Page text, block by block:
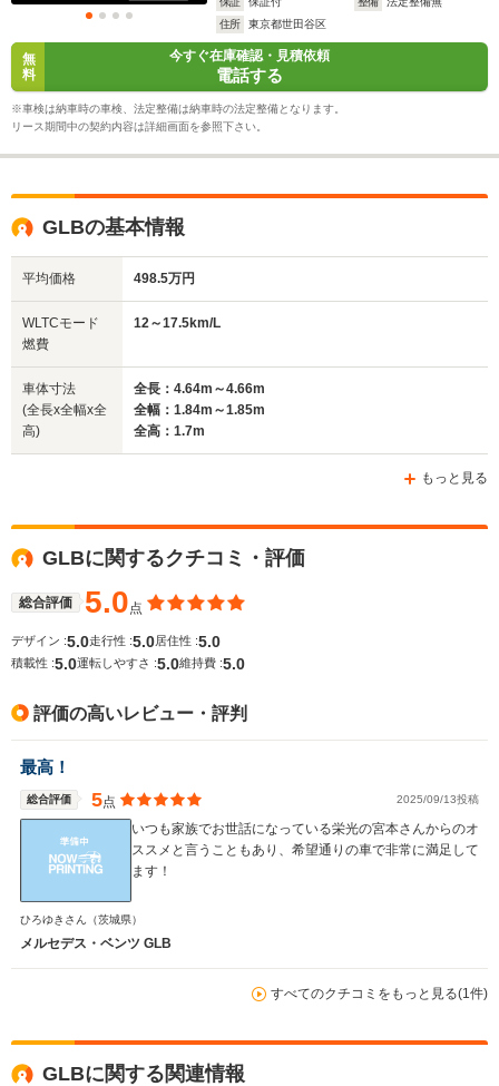
住所
東京都世田谷区
無
料
今すぐ在庫確認・見積依頼
電話する
※車検は納車時の車検、法定整備は納車時の法定整備となります。
リース期間中の契約内容は詳細画面を参照下さい。
GLBの基本情報
平均価格 498.5万円
WLTCモード
燃費
12～17.5km/L
車体寸法
(全長x全幅x全
高)
全長：4.64m～4.66m
全幅：1.84m～1.85m
全高：1.7m
もっと見る
GLBに関するクチコミ・評価
総合評価 5.0点
デザイン :5.0走行性 :5.0 居住性 :5.0
積載性 :5.0運転しやすさ :5.0維持費 :5.0
評価の高いレビュー・評判
最高！
総合評価 5点 2025/09/13投稿
いつも家族でお世話になっている栄光の宮本さんからのオ
ススメと言うこともあり、希望通りの車で非常に満足して
ます！
ひろゆきさん （茨城県）
メルセデス・ベンツ GLB
すべてのクチコミをもっと見る(1件)
GLBに関する関連情報